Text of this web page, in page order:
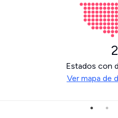
2
Estados con
Ver mapa de